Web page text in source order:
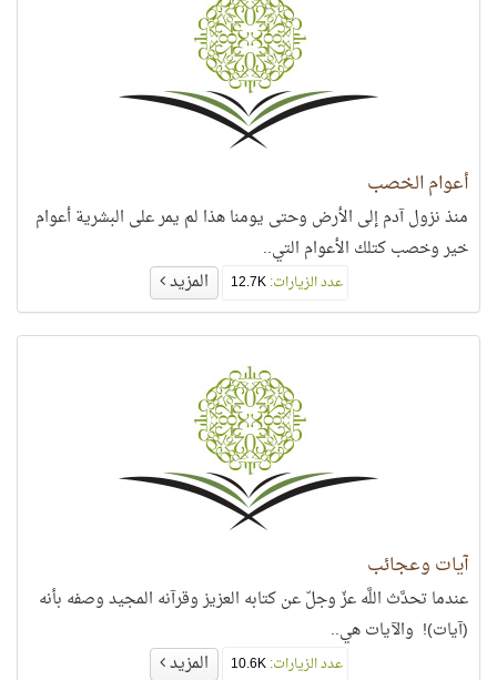
أعوام الخصب
منذ نزول آدم إلى الأرض وحتى يومنا هذا لم يمر على البشرية أعوام
خير وخصب كتلك الأعوام التي..
عدد الزيارات:12.7K المزيد
آيات وعجائب
عندما تحدَّث اللَّه عزّ وجلّ عن كتابه العزيز وقرآنه المجيد وصفه بأنه
(آيات)! والآيات هي..
عدد الزيارات:10.6K المزيد